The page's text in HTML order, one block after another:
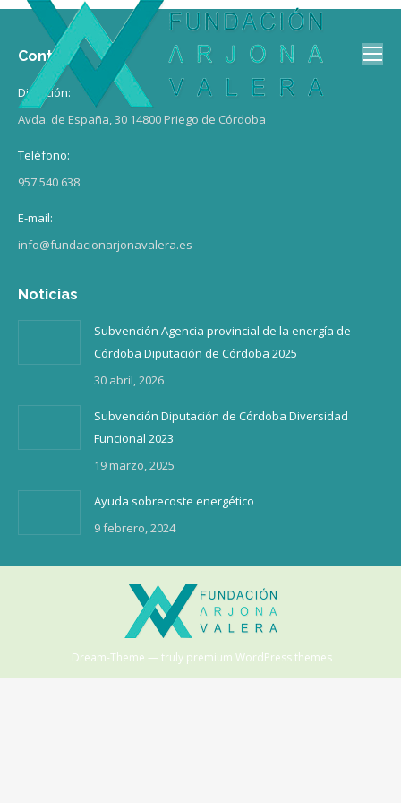
Contacto
Dirección:
Avda. de España, 30 14800 Priego de Córdoba
Teléfono:
957 540 638
E-mail:
info@fundacionarjonavalera.es
Noticias
Subvención Agencia provincial de la energía de
Córdoba Diputación de Córdoba 2025
30 abril, 2026
Subvención Diputación de Córdoba Diversidad
Funcional 2023
19 marzo, 2025
Ayuda sobrecoste energético
9 febrero, 2024
Dream-Theme — truly premium WordPress themes